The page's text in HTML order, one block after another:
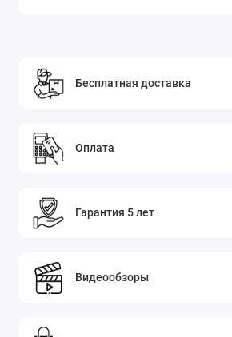
Бесплатная доставка
Оплата
Гарантия 5 лет
Видеообзоры